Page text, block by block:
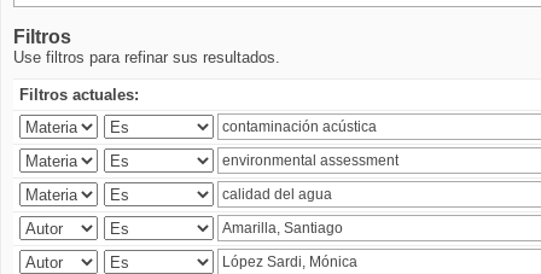
Filtros
Use filtros para refinar sus resultados.
Filtros actuales: